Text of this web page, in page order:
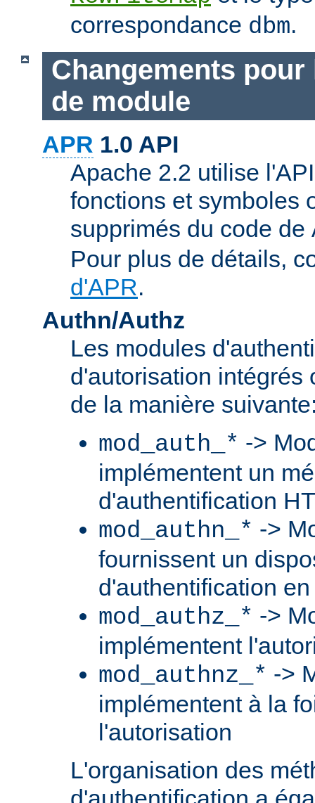
correspondance dbm.
Changements
de module
APR 1.0 API
Apache 2.2 utilise
fonctions et symboles
supprimés du code de
Pour plus de détails,
d'APR.
Authn/Authz
Les modules
d'autorisation intégrés
de la manière
mod_auth_* ->
implémentent un
d'authentification
mod_authn_* ->
fournissent un
d'authentification
mod_authz_* ->
implémentent
mod_authnz_* ->
implémentent à la
l'autorisation
L'organisation des